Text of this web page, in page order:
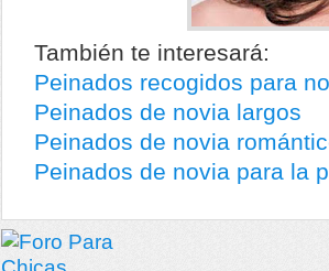
También te interesará:
Peinados recogidos para
Peinados de novia largos
Peinados de novia
Peinados de novia para la